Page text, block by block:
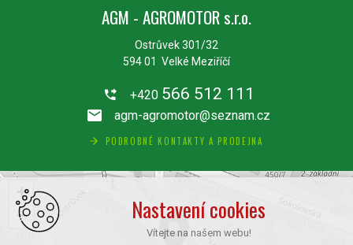
AGM - AGROMOTOR s.r.o.
Ostrůvek 301/32
594 01 Velké Meziříčí
+420 566 512 111
agm-agromotor@seznam.cz
PODROBNÉ KONTAKTY A PRODEJNA
+
−
Nastavení cookies
Vítejte na našem webu!